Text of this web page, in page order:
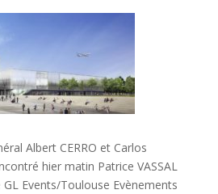
Albert CERRO et Carlos
hier matin Patrice VASSAL
Events/Toulouse Evènements